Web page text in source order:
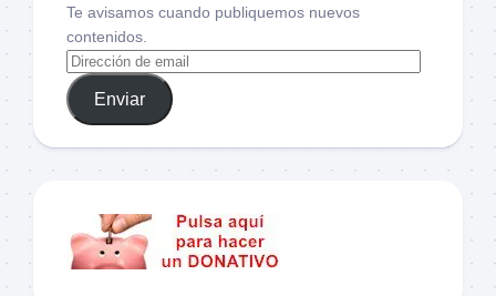
Te avisamos cuando publiquemos nuevos
contenidos.
Enviar